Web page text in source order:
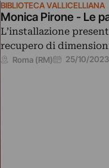
BIBLIOTECA VALLICELLIANA
Monica Pirone - Le
L’installazione
recupero di
Roma (RM) 25/10/2023